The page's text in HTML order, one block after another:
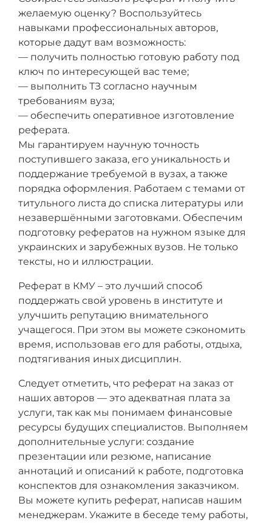
желаемую оценку? Воспользуйтесь
навыками профессиональных авторов,
которые дадут вам возможность:
— получить полностью готовую работу под
ключ по интересующей вас теме;
— выполнить ТЗ согласно научным
требованиям вуза;
— обеспечить оперативное изготовление
реферата.
Мы гарантируем научную точность
поступившего заказа, его уникальность и
поддержание требуемой в вузах, а также
порядка оформления. Работаем с темами от
титульного листа до списка литературы или
незавершёнными заготовками. Обеспечим
подготовку рефератов на нужном языке для
украинских и зарубежных вузов. Не только
тексты, но и иллюстрации.
Реферат в КМУ – это лучший способ
поддержать свой уровень в институте и
улучшить репутацию внимательного
учащегося. При этом вы можете сэкономить
время, использовав его для работы, отдыха,
подтягивания иных дисциплин.
Следует отметить, что реферат на заказ от
наших авторов — это адекватная плата за
услуги, так как мы понимаем финансовые
ресурсы будущих специалистов. Выполняем
дополнительные услуги: создание
презентации или резюме, написание
аннотаций и описаний к работе, подготовка
конспектов для ознакомления заказчиком.
Вы можете купить реферат, написав нашим
менеджерам. Укажите в беседе тему работы,